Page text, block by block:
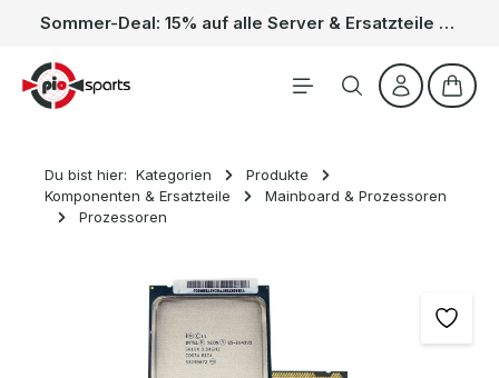
Zum Hauptinhalt springen Sommer-Deal: 15% auf alle Server & Ersatzteile – Kein Code nötig, der Rabatt wird automatisch im Warenkorb abgezogen. Gültig vom 01.06. bis 31.08.
Du bist hier: Kategorien
Produkte
Komponenten & Ersatzteile
Mainboard & Prozessoren
Prozessoren
Bildergalerie überspringen